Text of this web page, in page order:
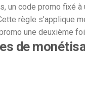
Solutions de
monde entier
Galerie vidéo
Analyse et
Agences de
Streaming en
Stations de
vidéos
A propos de
Carrières
Partenaires
un code promo fixé à
règle s’applique
une deuxième
de